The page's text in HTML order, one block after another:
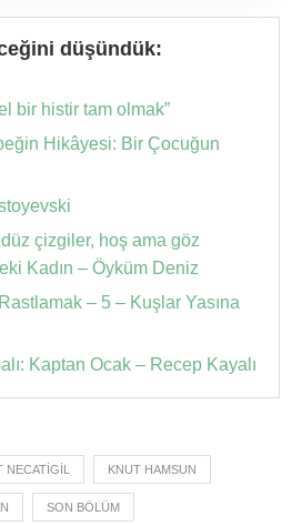
düşündük:
bir histir tam olmak”
Hikâyesi: Bir Çocuğun
düz çizgiler, hoş ama göz
Kadın – Öyküm Deniz
– 5 – Kuşlar Yasına
Kaptan Ocak – Recep Kayalı
NECATIGIL KNUT HAMSUN
SON BÖLÜM